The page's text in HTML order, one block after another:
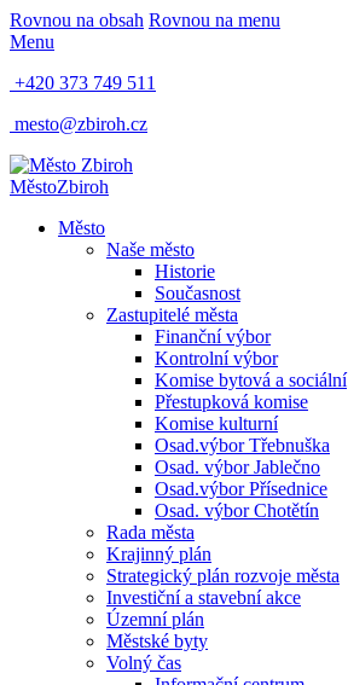
Rovnou na obsah Rovnou na menu
Menu
+420 373 749 511
mesto@zbiroh.cz
MěstoZbiroh
Město
Naše město
Historie
Současnost
Zastupitelé města
Finanční výbor
Kontrolní výbor
Komise bytová a sociální
Přestupková komise
Komise kulturní
Osad.výbor Třebnuška
Osad. výbor Jablečno
Osad.výbor Přísednice
Osad. výbor Chotětín
Rada města
Krajinný plán
Strategický plán rozvoje města
Investiční a stavební akce
Územní plán
Městské byty
Volný čas